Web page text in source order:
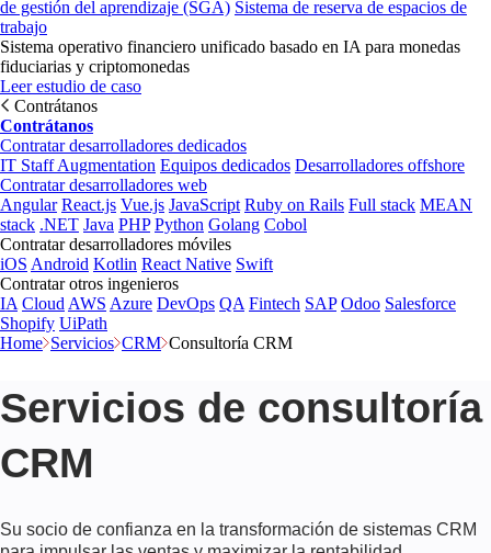
de gestión del aprendizaje (SGA) Sistema de reserva de espacios de
trabajo
Sistema operativo financiero unificado basado en IA para monedas
fiduciarias y criptomonedas
Leer estudio de caso
Contrátanos
Contrátanos
Contratar desarrolladores dedicados
IT Staff Augmentation Equipos dedicados Desarrolladores offshore
Contratar desarrolladores web
Angular React.js Vue.js JavaScript Ruby on Rails Full stack MEAN
stack .NET Java PHP Python Golang Cobol
Contratar desarrolladores móviles
iOS Android Kotlin React Native Swift
Contratar otros ingenieros
IA Cloud AWS Azure DevOps QA Fintech SAP Odoo Salesforce
Shopify UiPath
Home Servicios CRM Consultoría CRM
Servicios de consultoría
CRM
Su socio de confianza en la transformación de sistemas CRM